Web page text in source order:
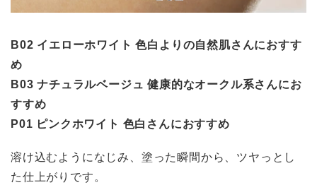
B02 イエローホワイト 色白よりの自然肌さんにおすす
め
B03 ナチュラルベージュ 健康的なオークル系さんにお
すすめ
P01 ピンクホワイト 色白さんにおすすめ
溶け込むようになじみ、塗った瞬間から、ツヤっとし
た仕上がりです。